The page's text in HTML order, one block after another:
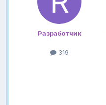
Разработчик
319